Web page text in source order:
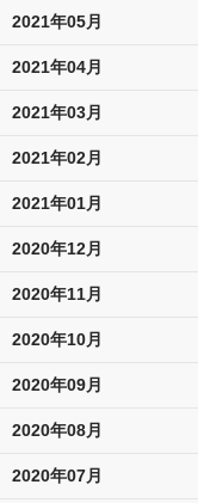
2021年05月
2021年04月
2021年03月
2021年02月
2021年01月
2020年12月
2020年11月
2020年10月
2020年09月
2020年08月
2020年07月